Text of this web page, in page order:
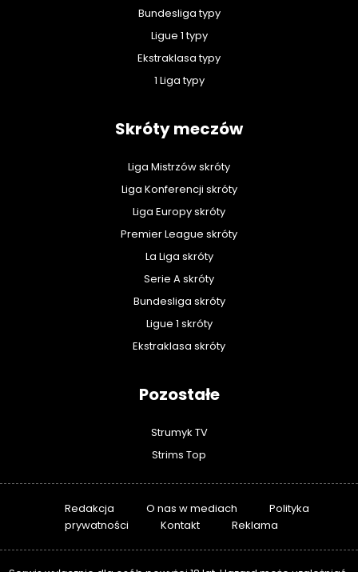
Bundesliga typy
Ligue 1 typy
Ekstraklasa typy
1 Liga typy
Skróty meczów
Liga Mistrzów skróty
Liga Konferencji skróty
Liga Europy skróty
Premier League skróty
La Liga skróty
Serie A skróty
Bundesliga skróty
Ligue 1 skróty
Ekstraklasa skróty
Pozostałe
Strumyk TV
Strims Top
Redakcja O nas w mediach
Polityka
prywatności
Kontakt Reklama